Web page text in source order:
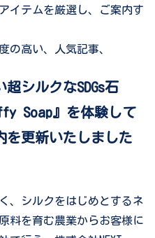
イテムを厳選し、ご案内す
の高い、人気記事、
シルクなSDGs石
Soap』を体験して
を更新いたしました
、シルクをはじめとするネ
料を育む農業からお客様に